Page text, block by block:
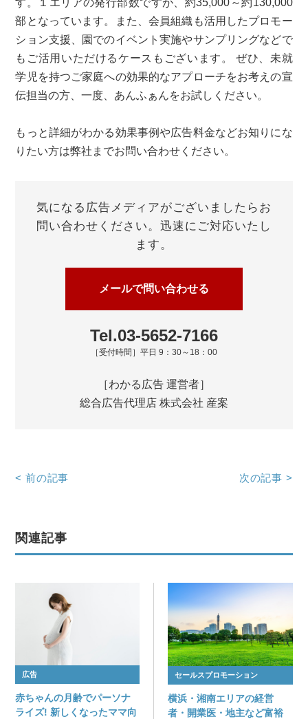
す。１エリアの発行部数ですが、約35,000～約130,000
部となっています。また、会員組織も活用したプロモー
ション支援、園でのイベント実施やサンプリングなどで
もご活用いただけるケースもございます。 ぜひ、未就
学児を持つご家庭への効果的なアプローチをお考えの宣
伝担当の方、一度、あんふぁんをお試しください。
もっと詳細がわかる効果事例や広告料金などお知りにな
りたい方は弊社までお問い合わせください。
気になる広告メディアがございましたら お
問い合わせください。 迅速にご対応いたし
ます。
メールで問い合わせる
Tel.03-5652-7166
［受付時間］平日 9：30～18：00
［わかる広告 運営者］
総合広告代理店 株式会社 産案
< 前の記事 次の記事 >
関連記事
広告
赤ちゃんの月齢でパーソナ
ライズ! 新しくなったママ向
セールスプロモーション
横浜・湘南エリアの経営
者・開業医・地主など富裕